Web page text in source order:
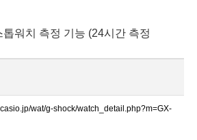
워치 측정 기능 (24시간 측정
wat/g-shock/watch_detail.php?m=GX-